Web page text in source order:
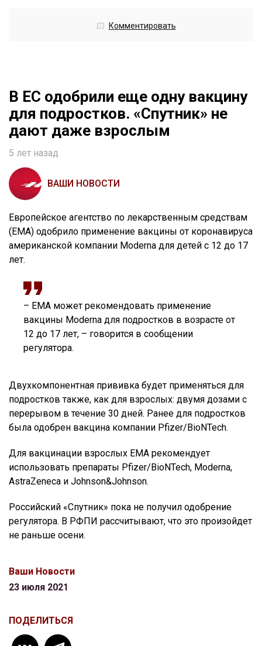
Комментировать
В ЕС одобрили еще одну вакцину
для подростков. «Спутник» не
дают даже взрослым
5 лет назад
ВАШИ НОВОСТИ
Европейское агентство по лекарственным средствам
(EMA) одобрило применение вакцины от коронавируса
американской компании Moderna для детей с 12 до 17
лет.
– ЕМА может рекомендовать применение
вакцины Moderna для подростков в возрасте от
12 до 17 лет, – говорится в сообщении
регулятора.
Двухкомпонентная прививка будет применяться для
подростков также, как для взрослых: двумя дозами с
перерывом в течение 30 дней. Ранее для подростков
была одобрен вакцина компании Pfizer/BioNTech.
Для вакцинации взрослых EMA рекомендует
использовать препараты Pfizer/BioNTech, Moderna,
AstraZeneca и Johnson&Johnson.
Российский «Спутник» пока не получил одобрение
регулятора. В РФПИ рассчитывают, что это произойдет
не раньше осени.
Ваши Новости
23 июля 2021
ПОДЕЛИТЬСЯ